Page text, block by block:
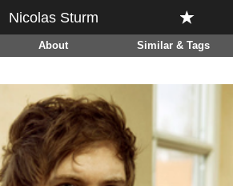
Nicolas Sturm
About Similar & Tags